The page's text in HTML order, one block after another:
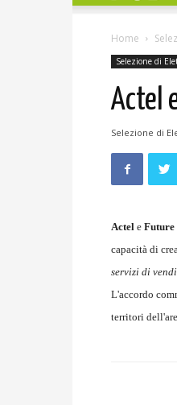
Home
Selezione di
Actel
Selezione di
Actel e Future
capacità di
servizi di
L'accordo
territori